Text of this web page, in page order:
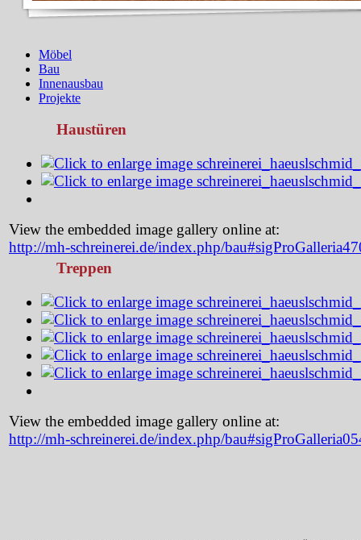
Möbel
Bau
Innenausbau
Projekte
Haustüren
View the embedded image gallery online at:
http://mh-schreinerei.de/index.php/
Treppen
View the embedded image gallery online at:
http://mh-schreinerei.de/index.php/